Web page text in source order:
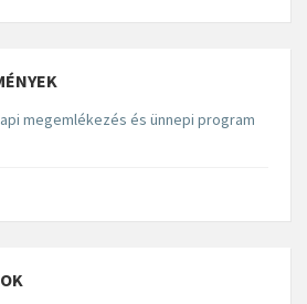
megemlékezés és ünnepi program